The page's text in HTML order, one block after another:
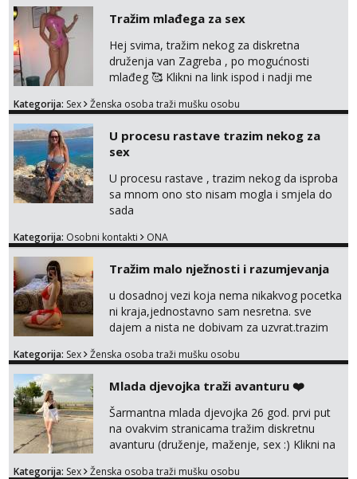
tamo, cekam te!
Tražim mlađega za sex
Hej svima, tražim nekog za diskretna
druženja van Zagreba , po mogućnosti
mlađeg 🥰 Klikni na link ispod i nadji me
Kategorija: Sex Ženska osoba traži mušku osobu
U procesu rastave trazim nekog za
sex
U procesu rastave , trazim nekog da isproba
sa mnom ono sto nisam mogla i smjela do
sada
Kategorija: Osobni kontakti ONA
Tražim malo nježnosti i razumjevanja
u dosadnoj vezi koja nema nikakvog pocetka
ni kraja,jednostavno sam nesretna. sve
dajem a nista ne dobivam za uzvrat.trazim
trazim puno samo malo njeznosti i
poljupce po tijelu koji me jako
pale,obozavam kad muskarac preuzme
kontrolu . javi se :) Klikni na link ispod i nadji
me tamo, cekam te!
Kategorija: Sex Ženska osoba traži mušku osobu
Mlada djevojka traži avanturu ❤️
Šarmantna mlada djevojka 26 god. prvi put
na ovakvim stranicama tražim diskretnu
avanturu (druženje, maženje, sex :) Klikni na
Kategorija: Sex Ženska osoba traži mušku osobu